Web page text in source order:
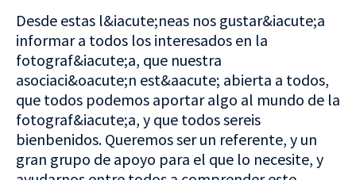
Desde estas l&iacute;neas nos gustar&iacute;a
informar a todos los interesados en la
fotograf&iacute;a, que nuestra
asociaci&oacute;n est&aacute; abierta a todos,
que todos podemos aportar algo al mundo de la
fotograf&iacute;a, y que todos sereis
bienbenidos. Queremos ser un referente, y un
gran grupo de apoyo para el que lo necesite, y